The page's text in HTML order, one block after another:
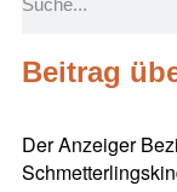
Beitrag
Der Anzeiger